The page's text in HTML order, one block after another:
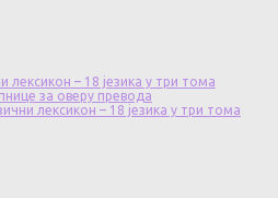
лексикон – 18 језика у три тома
за оверу превода
лексикон – 18 језика у три тома